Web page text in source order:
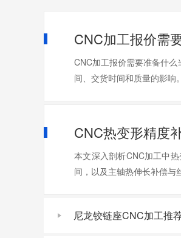
CNC加工报价需
CNC加工报价需要准备什
间、交货时间和质量的影响。
CNC热变形精度
本文深入剖析CNC加工中
间，以及主轴热伸长补偿